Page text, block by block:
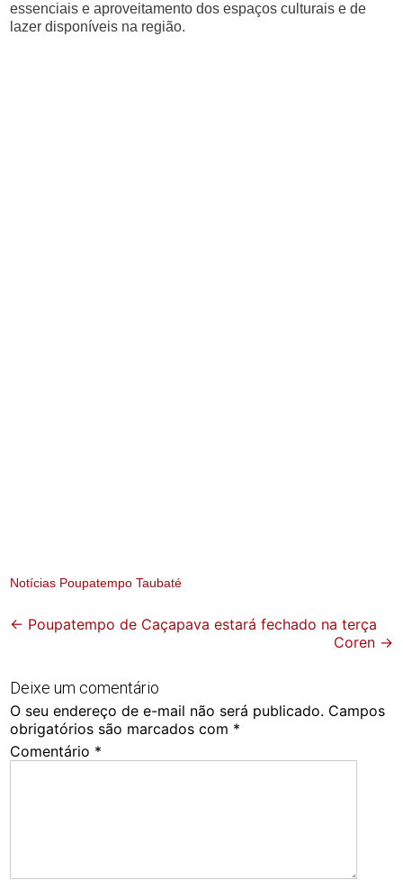
essenciais e aproveitamento dos espaços culturais e de
lazer disponíveis na região.
Notícias Poupatempo Taubaté
Post
← Poupatempo de Caçapava estará fechado na terça
Coren →
Deixe um comentário
O seu endereço de e-mail não será publicado. Campos
obrigatórios são marcados com *
Comentário *